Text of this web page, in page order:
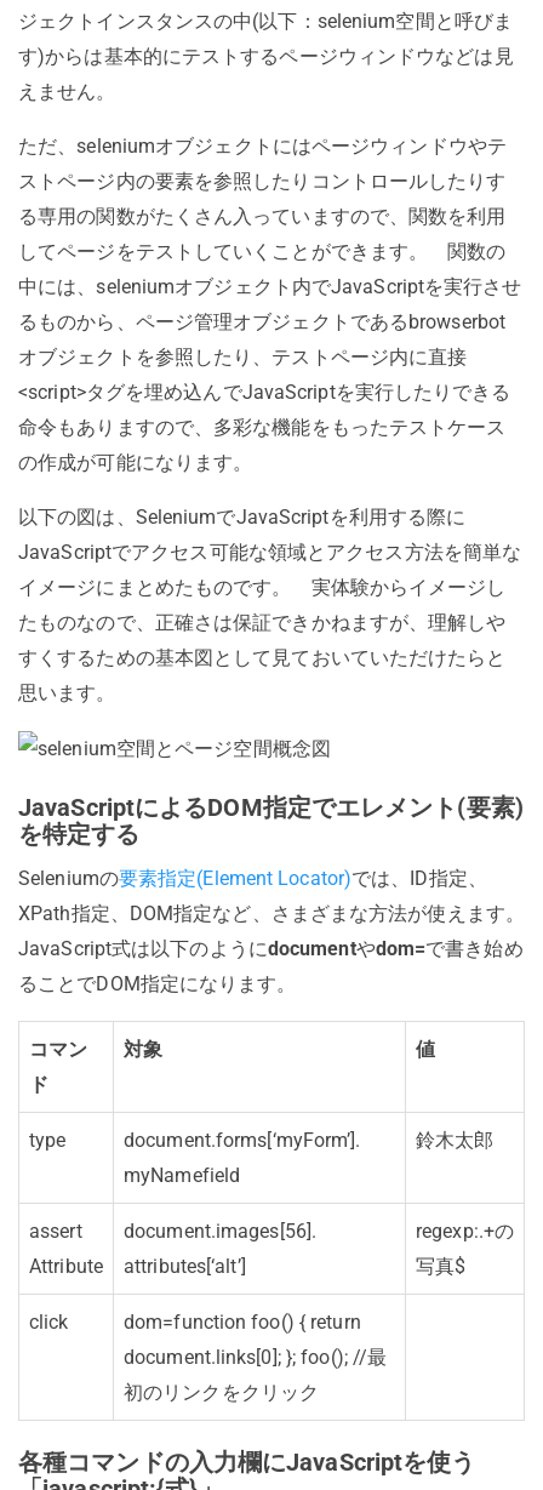
ジェクトインスタンスの中(以下：selenium空間と呼びま
す)からは基本的にテストするページウィンドウなどは見
えません。
ただ、seleniumオブジェクトにはページウィンドウやテ
ストページ内の要素を参照したりコントロールしたりす
る専用の関数がたくさん入っていますので、関数を利用
してページをテストしていくことができます。 関数の
中には、seleniumオブジェクト内でJavaScriptを実行させ
るものから、ページ管理オブジェクトであるbrowserbot
オブジェクトを参照したり、テストページ内に直接
<script>タグを埋め込んでJavaScriptを実行したりできる
命令もありますので、多彩な機能をもったテストケース
の作成が可能になります。
以下の図は、SeleniumでJavaScriptを利用する際に
JavaScriptでアクセス可能な領域とアクセス方法を簡単な
イメージにまとめたものです。 実体験からイメージし
たものなので、正確さは保証できかねますが、理解しや
すくするための基本図として見ておいていただけたらと
思います。
JavaScriptによるDOM指定でエレメント(要素)
を特定する
Seleniumの要素指定(Element Locator)では、ID指定、
XPath指定、DOM指定など、さまざまな方法が使えます。
JavaScript式は以下のようにdocumentやdom=で書き始め
ることでDOM指定になります。
コマン
ド
対象 値
type document.forms[‘myForm’].
myNamefield
鈴木太郎
assert
Attribute
document.images[56].
attributes[‘alt’]
regexp:.+の
写真$
click
dom=function foo() { return
document.links[0]; }; foo(); //最
初のリンクをクリック
各種コマンドの入力欄にJavaScriptを使う